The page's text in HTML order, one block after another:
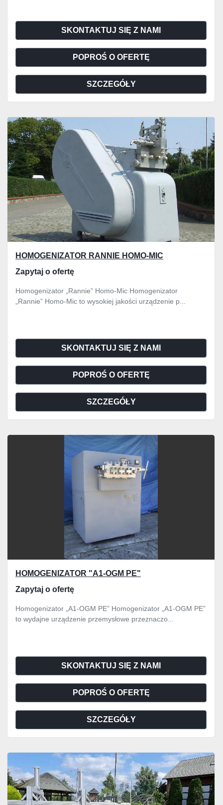
SKONTAKTUJ SIĘ Z NAMI
POPROŚ O OFERTĘ
SZCZEGÓŁY
HOMOGENIZATOR RANNIE HOMO-MIC
Zapytaj o ofertę
Homogenizator „Rannie” Homo-Mic Homogenizator
„Rannie” Homo-Mic to wysokiej jakości urządzenie p...
SKONTAKTUJ SIĘ Z NAMI
POPROŚ O OFERTĘ
SZCZEGÓŁY
HOMOGENIZATOR "A1-OGM PE"
Zapytaj o ofertę
Homogenizator „A1-OGM PE” Homogenizator „A1-OGM PE”
to wydajne urządzenie przemysłowe przeznaczo...
SKONTAKTUJ SIĘ Z NAMI
POPROŚ O OFERTĘ
SZCZEGÓŁY